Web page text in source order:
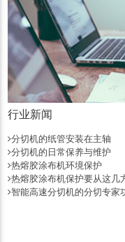
行业新闻
分切机的纸管安装在主轴
分切机的日常保养与维护
热熔胶涂布机环境保护
热熔胶涂布机保护要从这几
智能高速分切机的分切专家